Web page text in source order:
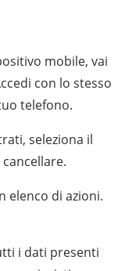
mobile, vai
con lo stesso
telefono.
seleziona il
elenco di azioni.
i dati presenti